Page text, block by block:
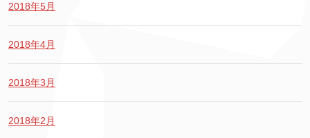
2018年5月
2018年4月
2018年3月
2018年2月